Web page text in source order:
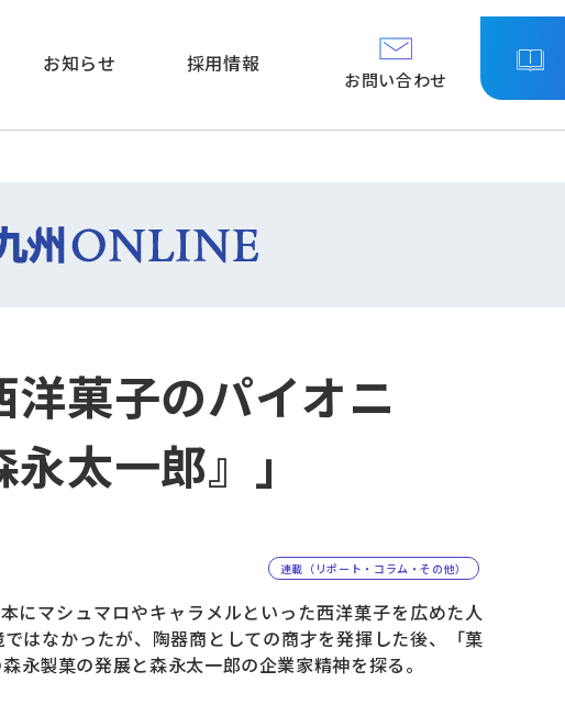
お知らせ 採用情報
お問い合わせ
菓子のパイオニ
太一郎』」
連載（リポート・コラム・その他）
にマシュマロやキャラメルといった西洋菓子を広めた人
はなかったが、陶器商としての商才を発揮した後、「菓
永製菓の発展と森永太一郎の企業家精神を探る。